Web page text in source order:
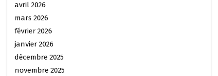
avril 2026
mars 2026
février 2026
janvier 2026
décembre 2025
novembre 2025